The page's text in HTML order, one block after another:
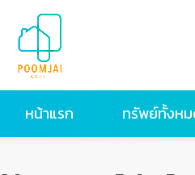
หน้าแรก ทรัพย์ทั้งห